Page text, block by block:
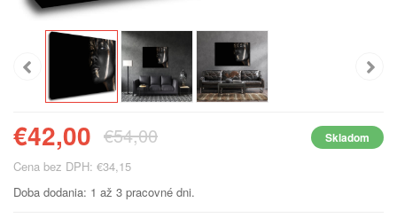
€42,00 €54,00 Skladom
Cena bez DPH: €34,15
Doba dodania: 1 až 3 pracovné dni.